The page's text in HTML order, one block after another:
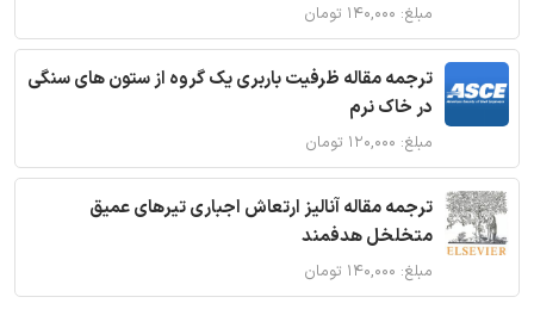
مبلغ: ۱۴۰,۰۰۰ تومان
ترجمه مقاله ظرفیت باربری یک گروه از ستون های سنگی
در خاک نرم
مبلغ: ۱۲۰,۰۰۰ تومان
ترجمه مقاله آنالیز ارتعاش اجباری تیرهای عمیق
متخلخل هدفمند
مبلغ: ۱۴۰,۰۰۰ تومان